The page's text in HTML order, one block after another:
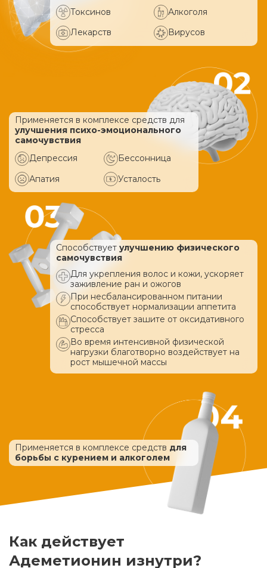
Токсинов
Алкоголя
Лекарств
Вирусов
Применяется в комплексе средств для
улучшения психо-эмоционального
самочувствия
Депрессия
Бессонница
Апатия
Усталость
Способствует улучшению физического
самочувствия
Для укрепления волос и кожи, ускоряет
заживление ран и ожогов
При несбалансированном питании
способствует нормализации аппетита
Способствует зашите от оксидативного
стресса
Во время интенсивной физической
нагрузки благотворно воздействует на
рост мышечной массы
Применяется в комплексе средств для
борьбы с курением и алкоголем
Как действует
Адеметионин изнутри?